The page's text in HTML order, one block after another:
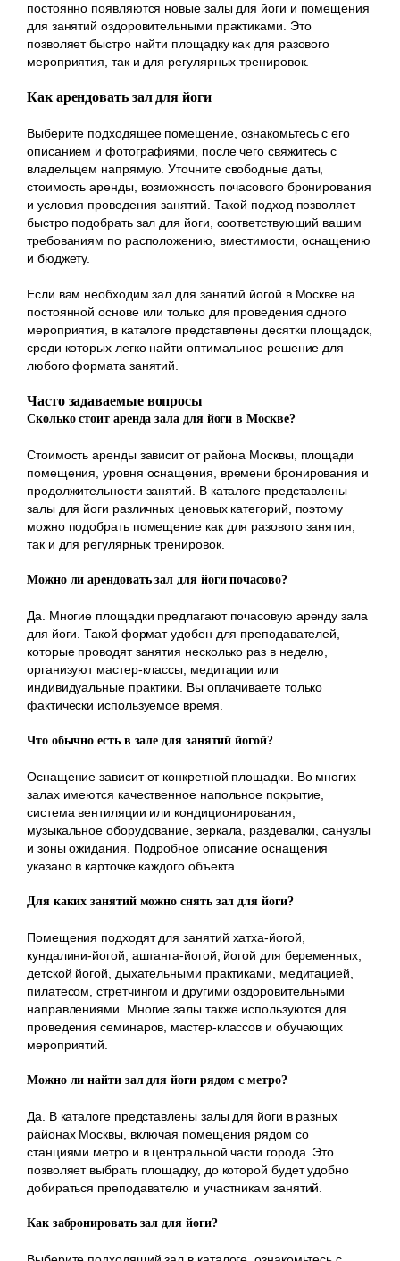
постоянно появляются новые залы для йоги и помещения
для занятий оздоровительными практиками. Это
позволяет быстро найти площадку как для разового
мероприятия, так и для регулярных тренировок.
Как арендовать зал для йоги
Выберите подходящее помещение, ознакомьтесь с его
описанием и фотографиями, после чего свяжитесь с
владельцем напрямую. Уточните свободные даты,
стоимость аренды, возможность почасового бронирования
и условия проведения занятий. Такой подход позволяет
быстро подобрать зал для йоги, соответствующий вашим
требованиям по расположению, вместимости, оснащению
и бюджету.
Если вам необходим зал для занятий йогой в Москве на
постоянной основе или только для проведения одного
мероприятия, в каталоге представлены десятки площадок,
среди которых легко найти оптимальное решение для
любого формата занятий.
Часто задаваемые вопросы
Сколько стоит аренда зала для йоги в Москве?
Стоимость аренды зависит от района Москвы, площади
помещения, уровня оснащения, времени бронирования и
продолжительности занятий. В каталоге представлены
залы для йоги различных ценовых категорий, поэтому
можно подобрать помещение как для разового занятия,
так и для регулярных тренировок.
Можно ли арендовать зал для йоги почасово?
Да. Многие площадки предлагают почасовую аренду зала
для йоги. Такой формат удобен для преподавателей,
которые проводят занятия несколько раз в неделю,
организуют мастер-классы, медитации или
индивидуальные практики. Вы оплачиваете только
фактически используемое время.
Что обычно есть в зале для занятий йогой?
Оснащение зависит от конкретной площадки. Во многих
залах имеются качественное напольное покрытие,
система вентиляции или кондиционирования,
музыкальное оборудование, зеркала, раздевалки, санузлы
и зоны ожидания. Подробное описание оснащения
указано в карточке каждого объекта.
Для каких занятий можно снять зал для йоги?
Помещения подходят для занятий хатха-йогой,
кундалини-йогой, аштанга-йогой, йогой для беременных,
детской йогой, дыхательными практиками, медитацией,
пилатесом, стретчингом и другими оздоровительными
направлениями. Многие залы также используются для
проведения семинаров, мастер-классов и обучающих
мероприятий.
Можно ли найти зал для йоги рядом с метро?
Да. В каталоге представлены залы для йоги в разных
районах Москвы, включая помещения рядом со
станциями метро и в центральной части города. Это
позволяет выбрать площадку, до которой будет удобно
добираться преподавателю и участникам занятий.
Как забронировать зал для йоги?